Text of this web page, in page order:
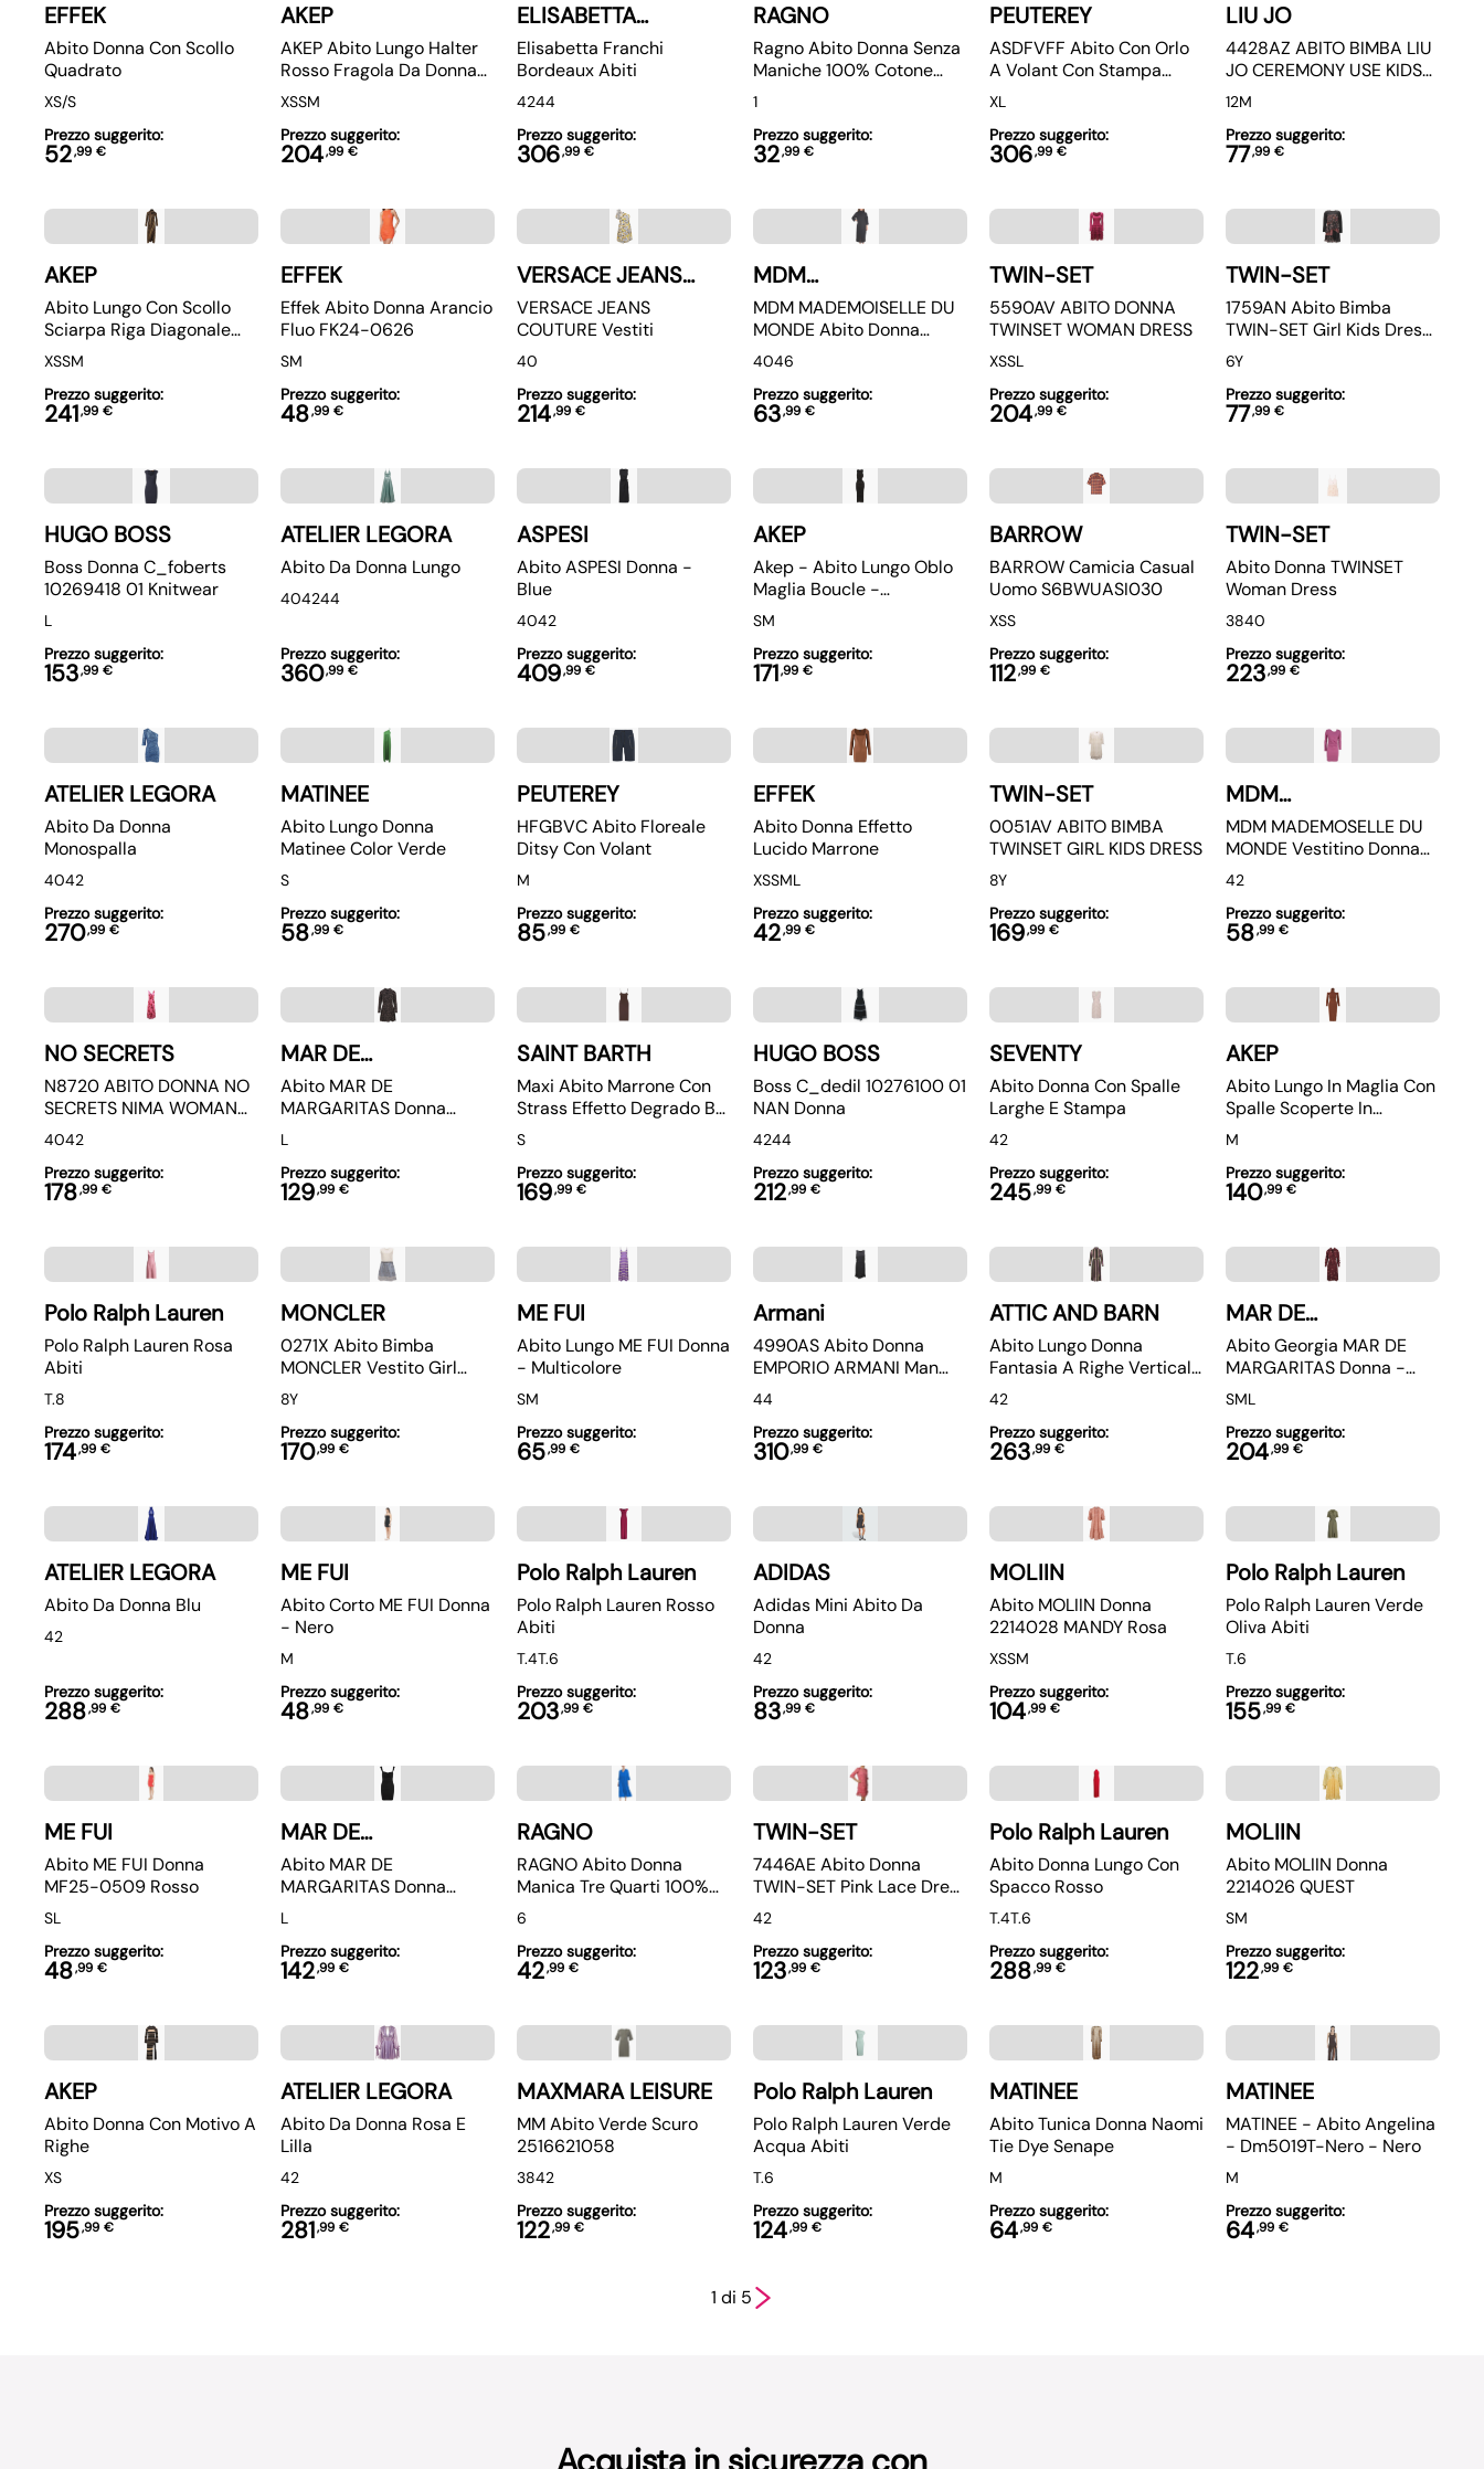
EFFEK
Abito Donna Con Scollo
Quadrato
XS/S
Prezzo suggerito:
52,99 €
AKEP
AKEP Abito Lungo Halter
Rosso Fragola Da Donna
Con Schiena Scoperta
XSSM
Prezzo suggerito:
204,99 €
ELISABETTA
FRANCHI
Elisabetta Franchi
Bordeaux Abiti
4244
Prezzo suggerito:
306,99 €
RAGNO
Ragno Abito Donna Senza
Maniche 100% Cotone
DQ58D3
1
Prezzo suggerito:
32,99 €
PEUTEREY
ASDFVFF Abito Con Orlo
A Volant Con Stampa
Floreale Ditsy
XL
Prezzo suggerito:
306,99 €
LIU JO
4428AZ ABITO BIMBA LIU
JO CEREMONY USE KIDS
GIRL DRESS
12M
Prezzo suggerito:
77,99 €
AKEP
Abito Lungo Con Scollo
Sciarpa Riga Diagonale
AKEP Donna - Multicolore
XSSM
Prezzo suggerito:
241,99 €
EFFEK
Effek Abito Donna Arancio
Fluo FK24-0626
SM
Prezzo suggerito:
48,99 €
VERSACE JEANS
COUTURE
VERSACE JEANS
COUTURE Vestiti
40
Prezzo suggerito:
214,99 €
MDM
MADEMOISELLE DU
MONDE
MDM MADEMOISELLE DU
MONDE Abito Donna
Colore Nero MDM145
4046
Prezzo suggerito:
63,99 €
TWIN-SET
5590AV ABITO DONNA
TWINSET WOMAN DRESS
XSSL
Prezzo suggerito:
204,99 €
TWIN-SET
1759AN Abito Bimba
TWIN-SET Girl Kids Dress
Black
6Y
Prezzo suggerito:
77,99 €
HUGO BOSS
Boss Donna C_foberts
10269418 01 Knitwear
L
Prezzo suggerito:
153,99 €
ATELIER LEGORA
Abito Da Donna Lungo
404244
Prezzo suggerito:
360,99 €
ASPESI
Abito ASPESI Donna -
Blue
4042
Prezzo suggerito:
409,99 €
AKEP
Akep - Abito Lungo Oblo
Maglia Boucle -
Vskd05044-V2 - Nero
SM
Prezzo suggerito:
171,99 €
BARROW
BARROW Camicia Casual
Uomo S6BWUASI030
XSS
Prezzo suggerito:
112,99 €
TWIN-SET
Abito Donna TWINSET
Woman Dress
3840
Prezzo suggerito:
223,99 €
ATELIER LEGORA
Abito Da Donna
Monospalla
4042
Prezzo suggerito:
270,99 €
MATINEE
Abito Lungo Donna
Matinee Color Verde
S
Prezzo suggerito:
58,99 €
PEUTEREY
HFGBVC Abito Floreale
Ditsy Con Volant
M
Prezzo suggerito:
85,99 €
EFFEK
Abito Donna Effetto
Lucido Marrone
XSSML
Prezzo suggerito:
42,99 €
TWIN-SET
0051AV ABITO BIMBA
TWINSET GIRL KIDS DRESS
8Y
Prezzo suggerito:
169,99 €
MDM
MADEMOISELLE DU
MONDE
MDM MADEMOSELLE DU
MONDE Vestitino Donna
Autunnale
42
Prezzo suggerito:
58,99 €
NO SECRETS
N8720 ABITO DONNA NO
SECRETS NIMA WOMAN
DRESS
4042
Prezzo suggerito:
178,99 €
MAR DE
MARGARITAS
Abito MAR DE
MARGARITAS Donna
MMABW01014 VIVIAN
L
Prezzo suggerito:
129,99 €
SAINT BARTH
Maxi Abito Marrone Con
Strass Effetto Degrado By
MC2 Saint Barth
S
Prezzo suggerito:
169,99 €
HUGO BOSS
Boss C_dedil 10276100 01
NAN Donna
4244
Prezzo suggerito:
212,99 €
SEVENTY
Abito Donna Con Spalle
Larghe E Stampa
42
Prezzo suggerito:
245,99 €
AKEP
Abito Lungo In Maglia Con
Spalle Scoperte In
Ruggine
M
Prezzo suggerito:
140,99 €
Polo Ralph Lauren
Polo Ralph Lauren Rosa
Abiti
T.8
Prezzo suggerito:
174,99 €
MONCLER
0271X Abito Bimba
MONCLER Vestito Girl
Dress Cotton Sleeveless
8Y
Prezzo suggerito:
170,99 €
ME FUI
Abito Lungo ME FUI Donna
- Multicolore
SM
Prezzo suggerito:
65,99 €
Armani
4990AS Abito Donna
EMPORIO ARMANI Man
Woman Dress Blue
44
Prezzo suggerito:
310,99 €
ATTIC AND BARN
Abito Lungo Donna
Fantasia A Righe Verticali
Modello Toledo
42
Prezzo suggerito:
263,99 €
MAR DE
MARGARITAS
Abito Georgia MAR DE
MARGARITAS Donna -
Rosso
SML
Prezzo suggerito:
204,99 €
ATELIER LEGORA
Abito Da Donna Blu
42
Prezzo suggerito:
288,99 €
ME FUI
Abito Corto ME FUI Donna
- Nero
M
Prezzo suggerito:
48,99 €
Polo Ralph Lauren
Polo Ralph Lauren Rosso
Abiti
T.4T.6
Prezzo suggerito:
203,99 €
ADIDAS
Adidas Mini Abito Da
Donna
42
Prezzo suggerito:
83,99 €
MOLIIN
Abito MOLIIN Donna
2214028 MANDY Rosa
XSSM
Prezzo suggerito:
104,99 €
Polo Ralph Lauren
Polo Ralph Lauren Verde
Oliva Abiti
T.6
Prezzo suggerito:
155,99 €
ME FUI
Abito ME FUI Donna
MF25-0509 Rosso
SL
Prezzo suggerito:
48,99 €
MAR DE
MARGARITAS
Abito MAR DE
MARGARITAS Donna
MMABW01076 DIANA
Nero
L
Prezzo suggerito:
142,99 €
RAGNO
RAGNO Abito Donna
Manica Tre Quarti 100%
Viscosa Leggera DQ09DZ
6
Prezzo suggerito:
42,99 €
TWIN-SET
7446AE Abito Donna
TWIN-SET Pink Lace Dress
Woman
42
Prezzo suggerito:
123,99 €
Polo Ralph Lauren
Abito Donna Lungo Con
Spacco Rosso
T.4T.6
Prezzo suggerito:
288,99 €
MOLIIN
Abito MOLIIN Donna
2214026 QUEST
SM
Prezzo suggerito:
122,99 €
AKEP
Abito Donna Con Motivo A
Righe
XS
Prezzo suggerito:
195,99 €
ATELIER LEGORA
Abito Da Donna Rosa E
Lilla
42
Prezzo suggerito:
281,99 €
MAXMARA LEISURE
MM Abito Verde Scuro
2516621058
3842
Prezzo suggerito:
122,99 €
Polo Ralph Lauren
Polo Ralph Lauren Verde
Acqua Abiti
T.6
Prezzo suggerito:
124,99 €
MATINEE
Abito Tunica Donna Naomi
Tie Dye Senape
M
Prezzo suggerito:
64,99 €
MATINEE
MATINEE - Abito Angelina
- Dm5019T-Nero - Nero
M
Prezzo suggerito:
64,99 €
1 di 5